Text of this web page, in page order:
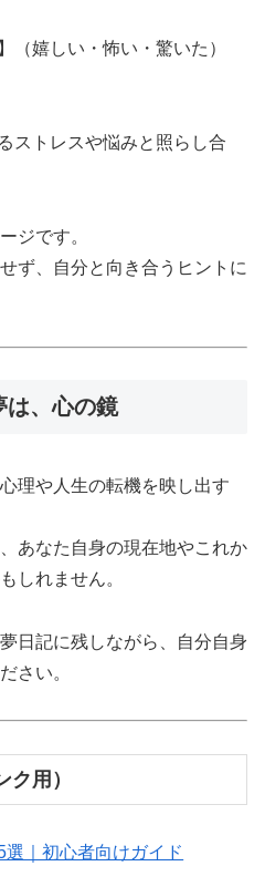
（嬉しい・怖い・驚いた）
ストレスや悩みと照らし合
ジです。
ず、自分と向き合うヒントに
は、心の鏡
理や人生の転機を映し出す
あなた自身の現在地やこれか
しれません。
日記に残しながら、自分自身
さい。
用）
｜初心者向けガイド